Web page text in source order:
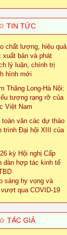
TIN TỨC
chất lượng, hiệu quả
xuất bản và phát
lý luận, chính trị
hình mới
Thăng Long-Hà Nội:
tượng rạng rỡ của
Việt Nam
toàn văn các dự thảo
trình Đại hội XIII của
kỳ Hội nghị Cấp
đàn hợp tác kinh tế
sáng hy vọng và
qua COVID-19
TÁC GIẢ